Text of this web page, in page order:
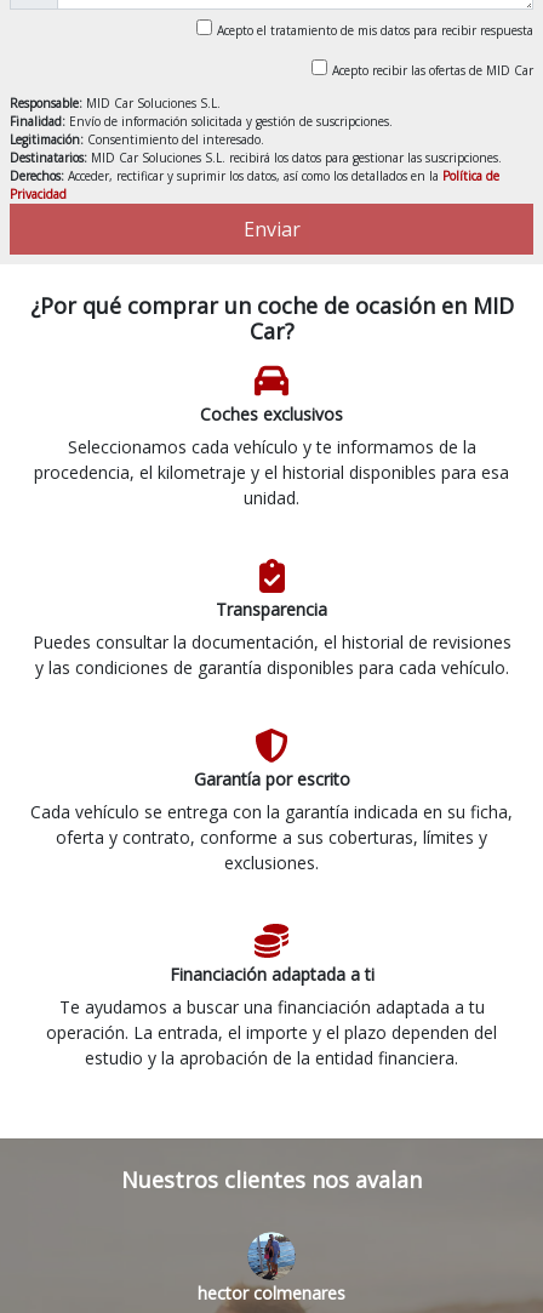
Acepto el tratamiento de mis datos para recibir respuesta
Acepto recibir las ofertas de MID Car
Responsable: MID Car Soluciones S.L.
Finalidad: Envío de información solicitada y gestión de suscripciones.
Legitimación: Consentimiento del interesado.
Destinatarios: MID Car Soluciones S.L. recibirá los datos para gestionar las suscripciones.
Derechos: Acceder, rectificar y suprimir los datos, así como los detallados en la Política de
Privacidad
Enviar
¿Por qué comprar un coche de ocasión en MID
Car?
Coches exclusivos
Seleccionamos cada vehículo y te informamos de la
procedencia, el kilometraje y el historial disponibles para esa
unidad.
Transparencia
Puedes consultar la documentación, el historial de revisiones
y las condiciones de garantía disponibles para cada vehículo.
Garantía por escrito
Cada vehículo se entrega con la garantía indicada en su ficha,
oferta y contrato, conforme a sus coberturas, límites y
exclusiones.
Financiación adaptada a ti
Te ayudamos a buscar una financiación adaptada a tu
operación. La entrada, el importe y el plazo dependen del
estudio y la aprobación de la entidad financiera.
Nuestros clientes nos avalan
hector colmenares